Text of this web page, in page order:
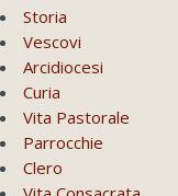
Storia
Vescovi
Arcidiocesi
Curia
Vita Pastorale
Parrocchie
Clero